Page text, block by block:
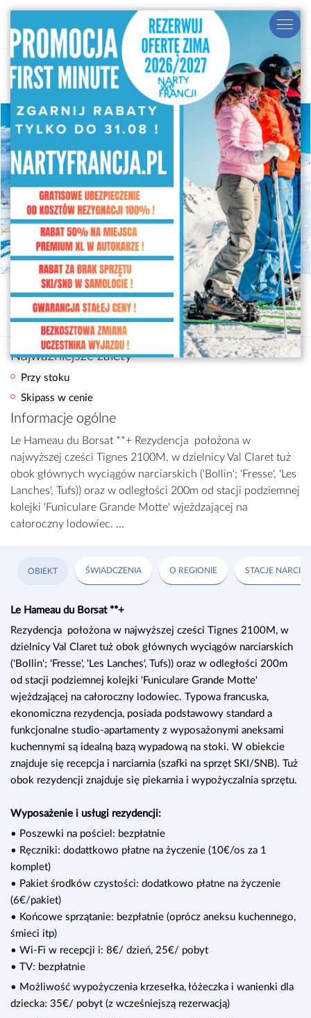
STRONA GŁÓWNA
WYNIKI WYSZUKIWANIA
FRANCJA
TIGNES - VAL D'ISERE
TIGNES
LE HAMEAU DU BORSAT
SKIPASS W CENIE
Le Hameau du Borsat
Francja / Tignes - Val d'Isere Tignes
Najważniejsze zalety
Przy stoku
Skipass w cenie
Informacje ogólne
Le Hameau du Borsat **+ Rezydencja położona w
najwyższej cześci Tignes 2100M, w dzielnicy Val Claret tuż
obok głównych wyciągów narciarskich ('Bollin'; 'Fresse', 'Les
Lanches', Tufs)) oraz w odległości 200m od stacji podziemnej
kolejki 'Funiculare Grande Motte' wjeżdzającej na
całoroczny lodowiec. ...
OBIEKT ŚWIADCZENIA O REGIONIE STACJE
Le Hameau du Borsat **+
Rezydencja położona w najwyższej cześci Tignes 2100M, w
dzielnicy Val Claret tuż obok głównych wyciągów narciarskich
('Bollin'; 'Fresse', 'Les Lanches', Tufs)) oraz w odległości 200m
od stacji podziemnej kolejki 'Funiculare Grande Motte'
wjeżdzającej na całoroczny lodowiec. Typowa francuska,
ekonomiczna rezydencja, posiada podstawowy standard a
funkcjonalne studio-apartamenty z wyposażonymi aneksami
kuchennymi są idealną bazą wypadową na stoki. W obiekcie
znajduje się recepcja i narciarnia (szafki na sprzęt SKI/SNB). Tuż
obok rezydencji znajduje się piekarnia i wypożyczalnia sprzętu.
Wyposażenie i usługi rezydencji:
• Poszewki na pościel: bezpłatnie
• Ręczniki: dodattkowo płatne na życzenie (10€/os za 1
komplet)
• Pakiet środków czystości: dodatkowo płatne na życzenie
(6€/pakiet)
• Końcowe sprzątanie: bezpłatnie (oprócz aneksu kuchennego,
śmieci itp)
• Wi-Fi w recepcji i: 8€/ dzień, 25€/ pobyt
• TV: bezpłatnie
• Możliwość wypożyczenia krzesełka, łóżeczka i wanienki dla
dziecka: 35€/ pobyt (z wcześniejszą rezerwacją)